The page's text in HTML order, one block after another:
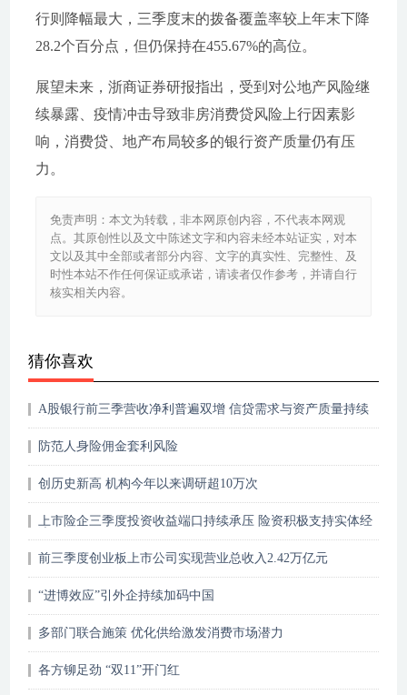
行则降幅最大，三季度末的拨备覆盖率较上年末下降
28.2个百分点，但仍保持在455.67%的高位。
展望未来，浙商证券研报指出，受到对公地产风险继
续暴露、疫情冲击导致非房消费贷风险上行因素影
响，消费贷、地产布局较多的银行资产质量仍有压
力。
免责声明：本文为转载，非本网原创内容，不代表本网观
点。其原创性以及文中陈述文字和内容未经本站证实，对本
文以及其中全部或者部分内容、文字的真实性、完整性、及
时性本站不作任何保证或承诺，请读者仅作参考，并请自行
核实相关内容。
猜你喜欢
A股银行前三季营收净利普遍双增 信贷需求与资产质量持续
防范人身险佣金套利风险
创历史新高 机构今年以来调研超10万次
上市险企三季度投资收益端口持续承压 险资积极支持实体经
前三季度创业板上市公司实现营业总收入2.42万亿元
“进博效应”引外企持续加码中国
多部门联合施策 优化供给激发消费市场潜力
各方铆足劲 “双11”开门红